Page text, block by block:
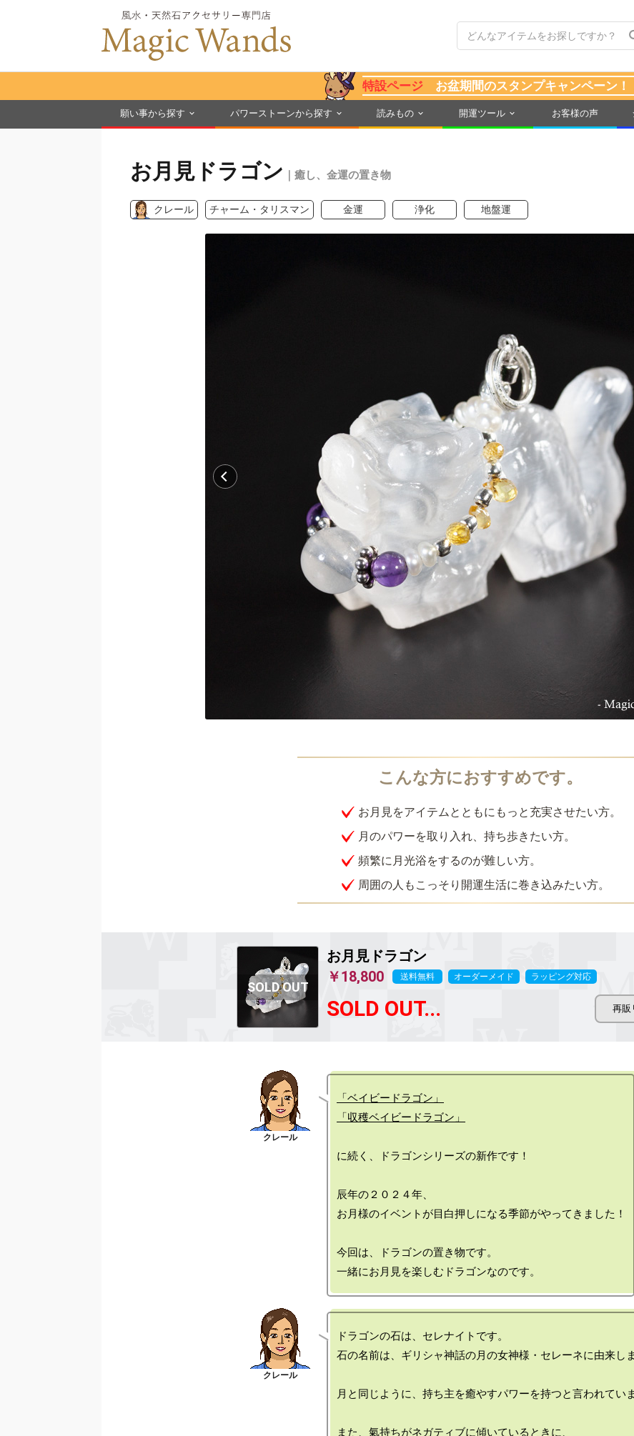
特設ページ お盆期間のスタンプキャンペーン！
願い事から探す パワーストーンから探す 読みもの 開運ツール お客様の声
お月見ドラゴン ｜癒し、金運の置き物
クレール チャーム・タリスマン 金運 浄化 地盤運
お月見をアイテムとともにもっと充実させたい方。
月のパワーを取り入れ、持ち歩きたい方。
頻繁に月光浴をするのが難しい方。
周囲の人もこっそり開運生活に巻き込みたい方。
お月見ドラゴン
￥18,800
送料無料 オーダーメイド ラッピング対応
SOLD OUT...
「ベイビードラゴン」
「収穫ベイビードラゴン」
に続く、ドラゴンシリーズの新作です！
辰年の２０２４年、
お月様のイベントが目白押しになる季節がやってきました！
今回は、ドラゴンの置き物です。
ドラゴンの石は、セレナイトです。
石の名前は、ギリシャ神話の月の女神様・セレーネに由来しま
月と同じように、持ち主を癒やすパワーを持つと言われていま
また、氣持ちがネガティブに傾いているときに、